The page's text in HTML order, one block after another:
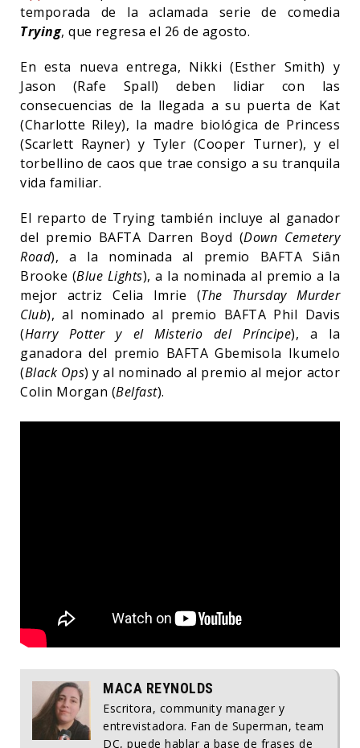
temporada de la aclamada serie de comedia
Trying, que regresa el 26 de agosto.
En esta nueva entrega, Nikki (Esther Smith) y
Jason (Rafe Spall) deben lidiar con las
consecuencias de la llegada a su puerta de Kat
(Charlotte Riley), la madre biológica de Princess
(Scarlett Rayner) y Tyler (Cooper Turner), y el
torbellino de caos que trae consigo a su tranquila
vida familiar.
El reparto de Trying también incluye al ganador
del premio BAFTA Darren Boyd (Down Cemetery
Road), a la nominada al premio BAFTA Siân
Brooke (Blue Lights), a la nominada al premio a la
mejor actriz Celia Imrie (The Thursday Murder
Club), al nominado al premio BAFTA Phil Davis
(Harry Potter y el Misterio del Príncipe), a la
ganadora del premio BAFTA Gbemisola Ikumelo
(Black Ops) y al nominado al premio al mejor actor
Colin Morgan (Belfast).
MACA REYNOLDS
Escritora, community manager y
entrevistadora. Fan de Superman, team
DC, puede hablar a base de frases de